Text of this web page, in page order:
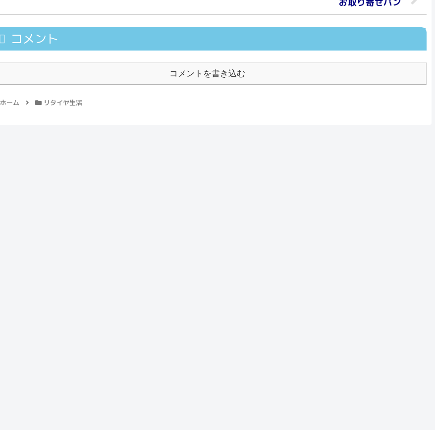
コメント
コメントを書き込む
ホーム リタイヤ生活